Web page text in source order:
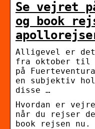
Se vejret
og book
Alligevel er
fra oktober til
på
en subjektiv
disse …
Hvordan er
når du rejser
book rejsen nu.